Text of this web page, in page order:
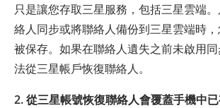
只是讓您存取三星服務，包括三星雲端
絡人同步或將聯絡人備份到三星雲端時
被保存。如果在聯絡人遺失之前未啟用
法從三星帳戶恢復聯絡人。
2. 從三星帳號恢復聯絡人會覆蓋手機中